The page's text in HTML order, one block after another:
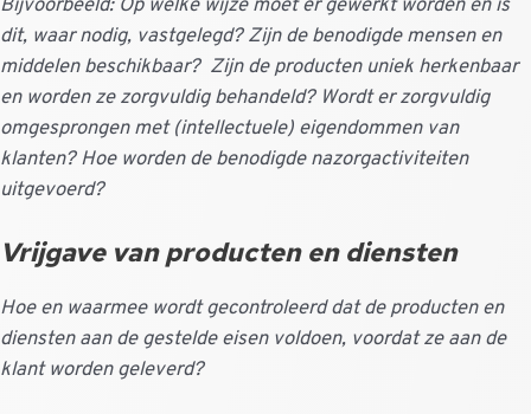
dit, waar nodig, vastgelegd? Zijn de benodigde mensen en
middelen beschikbaar? Zijn de producten uniek herkenbaar
en worden ze zorgvuldig behandeld? Wordt er zorgvuldig
omgesprongen met (intellectuele) eigendommen van
klanten? Hoe worden de benodigde nazorgactiviteiten
uitgevoerd?
Vrijgave van producten en diensten
Hoe en waarmee wordt gecontroleerd dat de producten en
diensten aan de gestelde eisen voldoen, voordat ze aan de
klant worden geleverd?